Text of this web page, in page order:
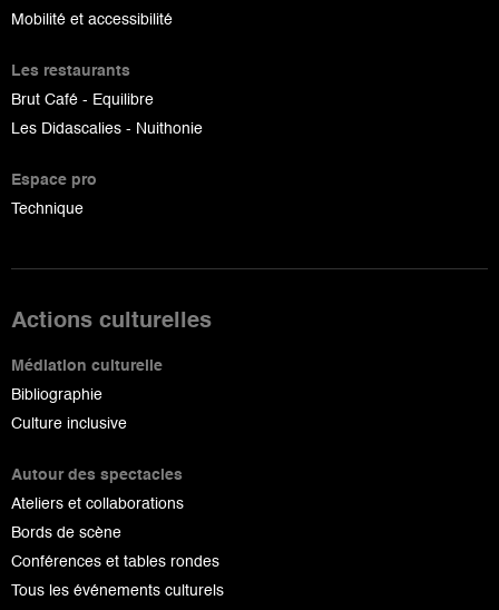
Mobilité et accessibilité
Les restaurants
Brut Café - Equilibre
Les Didascalies - Nuithonie
Espace pro
Technique
Actions culturelles
Médiation culturelle
Bibliographie
Culture inclusive
Autour des spectacles
Ateliers et collaborations
Bords de scène
Conférences et tables rondes
Tous les événements culturels